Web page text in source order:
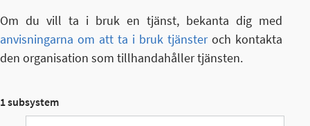
Om du vill ta i bruk en tjänst, bekanta dig med
anvisningarna om att ta i bruk tjänsteroch kontakta
den organisation som tillhandahåller tjänsten.
1 subsystem